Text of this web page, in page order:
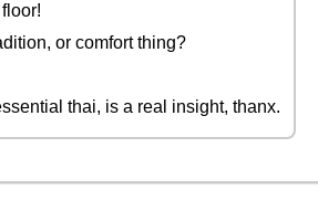
or comfort thing?
thai, is a real insight, thanx.